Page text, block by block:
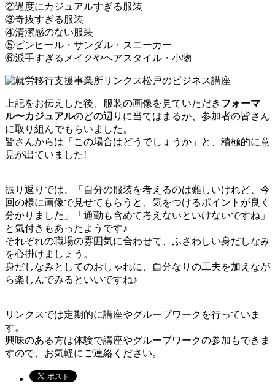
②過度にカジュアルすぎる服装
③奇抜すぎる服装
④清潔感のない服装
⑤ピンヒール・サンダル・スニーカー
⑥派手すぎるメイクやヘアスタイル・小物
上記をお伝えした後、服装の画像を見ていただき フォーマ
ル〜カジュアルのどの辺りに当てはまるか、参加者の皆さん
に取り組んでもらいました。
皆さんからは「この場合はどうでしょうか」と、積極的に意
見が出ていました!
振り返りでは、「自分の服装を考えるのは難しいけれど、今
回の様に画像で見せてもらうと、気をつけるポイントが良く
分かりました」「通勤も含めて考えないといけないですね」
と気付きもあったようです♪
それぞれの職場の雰囲気に合わせて、ふさわしい身だしなみ
を心掛けましょう。
身だしなみとしてのおしゃれに、自分なりの工夫を加えなが
ら楽しんでみるといいですね♪
リンクスでは定期的に講座やグループワークを行っていま
す。
興味のある方は体験で講座やグループワークの参加もできま
すので、お気軽にご連絡ください。